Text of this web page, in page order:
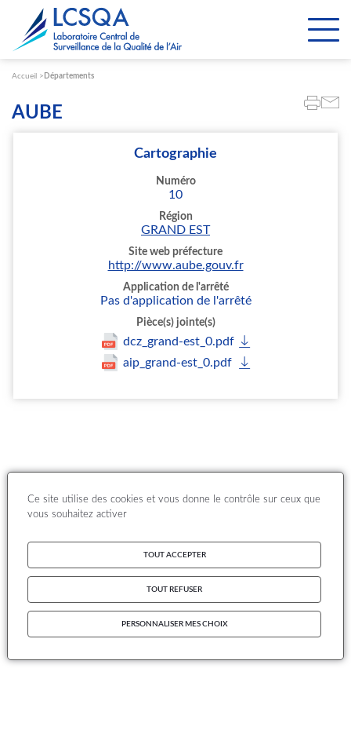
Accueil Départements
AUBE
Cartographie
Numéro
10
Région
GRAND EST
Site web préfecture
http://www.aube.gouv.fr
Application de l'arrêté
Pas d'application de l'arrêté
Pièce(s) jointe(s)
dcz_grand-est_0.pdf
aip_grand-est_0.pdf
Paramétrer les cookies
Ce site utilise des cookies et vous donne le contrôle sur ceux que
vous souhaitez activer
TOUT ACCEPTER
TOUT REFUSER
PERSONNALISER MES CHOIX